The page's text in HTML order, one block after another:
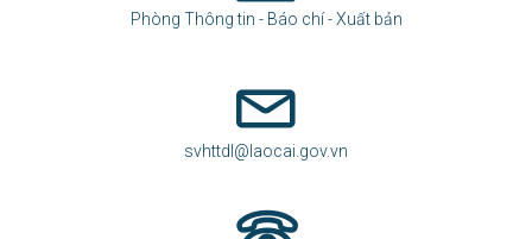
Phòng Thông tin - Báo chí - Xuất bản
svhttdl@laocai.gov.vn